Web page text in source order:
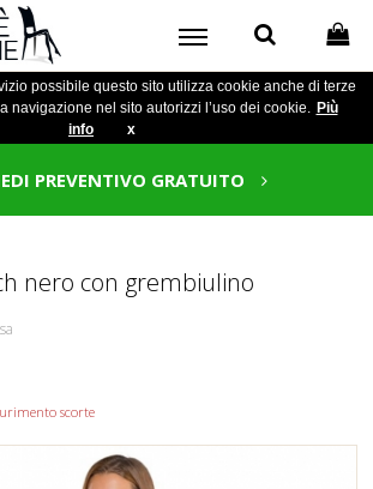
possibile questo sito utilizza cookie anche di terze
navigazione nel sito autorizzi l’uso dei cookie. Più
info
x
PREVENTIVO GRATUITO
nero con grembiulino
scorte